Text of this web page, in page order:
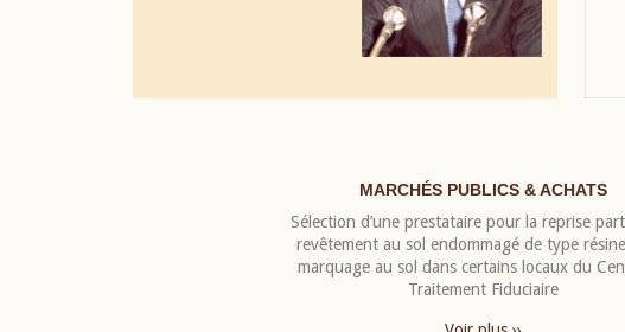
MARCHÉS PUBLICS & ACHATS
Sélection d’une prestataire pour la reprise
revêtement au sol endommagé de type
marquage au sol dans certains locaux du
Traitement Fiduciaire